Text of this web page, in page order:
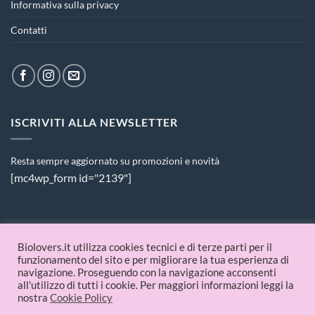
Informativa sulla privacy
Contatti
ISCRIVITI ALLA NEWSLETTER
Resta sempre aggiornato su promozioni e novità
[mc4wp_form id="2139"]
PAGAMENTI ACCETTATI
Biolovers.it utilizza cookies tecnici e di terze parti per il
funzionamento del sito e per migliorare la tua esperienza di
navigazione. Proseguendo con la navigazione acconsenti
all'utilizzo di tutti i cookie. Per maggiori informazioni leggi la
nostra Cookie Policy